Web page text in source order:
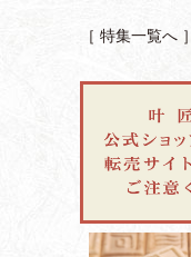
［ 特集一覧へ ］